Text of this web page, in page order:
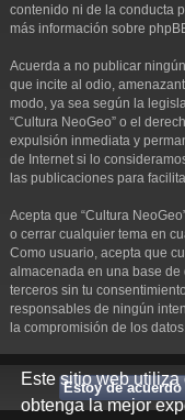
Este sitio web
obtenga la mejor
contenido ni de la conducta
más información sobre
Acuerda a no publicar
que incite al odio,
modo, ya sea según la
“Cultura NeoGeo” o el
expulsión inmediata y
de Internet si lo
las publicaciones para
Acepta que “Cultura
o cerrar cualquier tema en
Como usuario, acepta que
almacenada en una base
terceros sin tu
responsables de ningún
la compromisión de los